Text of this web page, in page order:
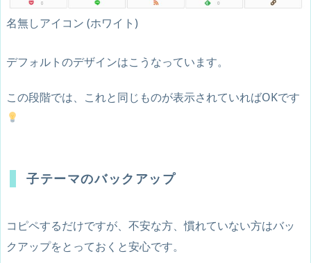
名無しアイコン (ホワイト)
デフォルトのデザインはこうなっています。
この段階では、これと同じものが表示されていればOKです
子テーマのバックアップ
コピペするだけですが、不安な方、慣れていない方はバッ
クアップをとっておくと安心です。